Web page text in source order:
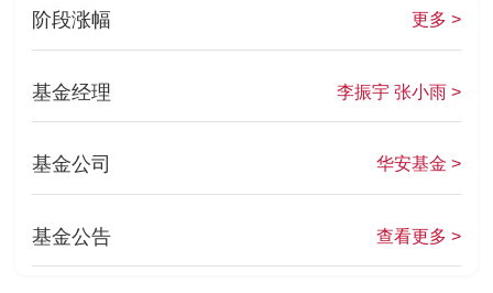
阶段涨幅 更多 >
基金经理 李振宇 张小雨 >
基金公司 华安基金 >
基金公告 查看更多 >